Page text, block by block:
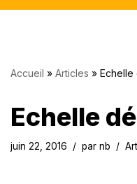
Accueil » Articles » Echelle
Echelle
juin 22, 2016 par nb